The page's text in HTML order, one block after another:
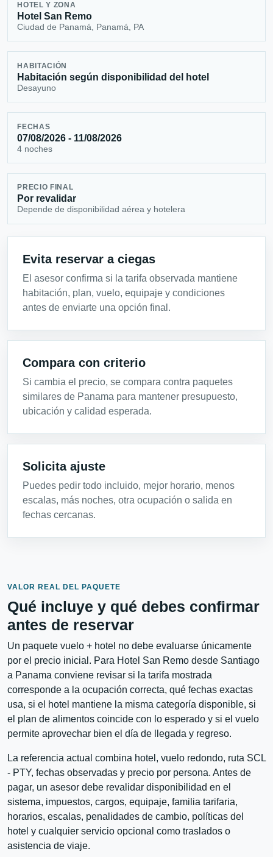
HOTEL Y ZONA
Hotel San Remo
Ciudad de Panamá, Panamá, PA
HABITACIÓN
Habitación según disponibilidad del hotel
Desayuno
FECHAS
07/08/2026 - 11/08/2026
4 noches
PRECIO FINAL
Por revalidar
Depende de disponibilidad aérea y hotelera
Evita reservar a ciegas
El asesor confirma si la tarifa observada mantiene
habitación, plan, vuelo, equipaje y condiciones
antes de enviarte una opción final.
Compara con criterio
Si cambia el precio, se compara contra paquetes
similares de Panama para mantener presupuesto,
ubicación y calidad esperada.
Solicita ajuste
Puedes pedir todo incluido, mejor horario, menos
escalas, más noches, otra ocupación o salida en
fechas cercanas.
VALOR REAL DEL PAQUETE
Qué incluye y qué debes confirmar
antes de reservar
Un paquete vuelo + hotel no debe evaluarse únicamente
por el precio inicial. Para Hotel San Remo desde Santiago
a Panama conviene revisar si la tarifa mostrada
corresponde a la ocupación correcta, qué fechas exactas
usa, si el hotel mantiene la misma categoría disponible, si
el plan de alimentos coincide con lo esperado y si el vuelo
permite aprovechar bien el día de llegada y regreso.
La referencia actual combina hotel, vuelo redondo, ruta SCL
- PTY, fechas observadas y precio por persona. Antes de
pagar, un asesor debe revalidar disponibilidad en el
sistema, impuestos, cargos, equipaje, familia tarifaria,
horarios, escalas, penalidades de cambio, políticas del
hotel y cualquier servicio opcional como traslados o
asistencia de viaje.